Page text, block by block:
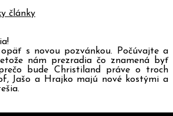
články
s novou pozvánkou. Počúvajte a
nám prezradia čo znamená byť
bude Christiland práve o troch
Jašo a Hrajko majú nové kostými a